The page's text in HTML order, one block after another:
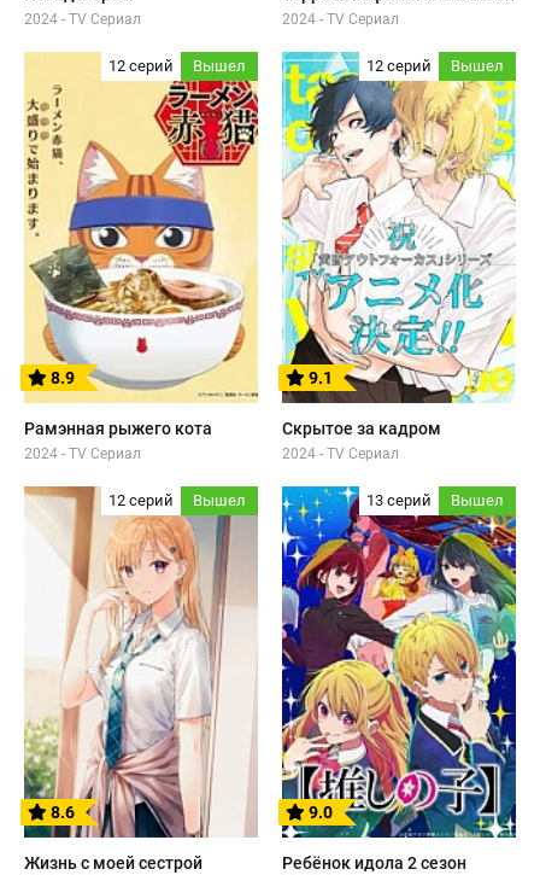
2024 - TV Сериал 2024 - TV Сериал
12 серий Вышел
8.9
Рамэнная рыжего кота
2024 - TV Сериал
12 серий Вышел
9.1
Скрытое за кадром
2024 - TV Сериал
12 серий Вышел
8.6
Жизнь с моей сестрой
13 серий Вышел
9.0
Ребёнок идола 2 сезон